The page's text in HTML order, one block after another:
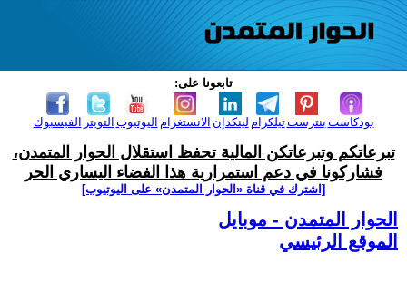
تابعونا على:
الفيسبوك التويتر اليوتيوب الانستغرام لينكدإن تيلكرامبنترست بودكاست
تبرعاتكم وتبرعاتكن المالية تحفظ استقلال الحوار المتمدن،
فشاركونا في دعم استمرارية هذا الفضاء اليساري الحر
[اشترك في قناة ‫«الحوار المتمدن» على اليوتيوب]
الحوار المتمدن - موبايل
الموقع الرئيسي